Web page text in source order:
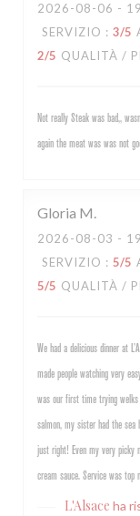
2026-08-06 -
SERVIZIO : 3/5
2/5 QUALITÀ /
Not really Steak was bad,,
again the meat was was not
Gloria M
2026-08-03 -
SERVIZIO : 5/5
5/5 QUALITÀ /
We had a delicious dinner at
made people watching very
was our first time trying welks
salmon, my sister had the sea
just right! Even my very picky
cream sauce. Service was top
L'Alsace ha